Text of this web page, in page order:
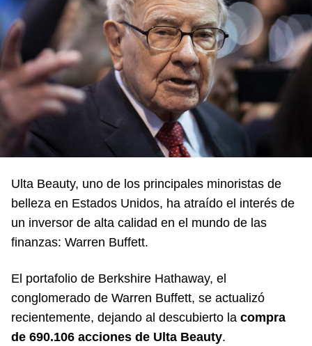
Ulta Beauty, uno de los principales minoristas de
belleza en Estados Unidos, ha atraído el interés de
un inversor de alta calidad en el mundo de las
finanzas: Warren Buffett.
El portafolio de Berkshire Hathaway, el
conglomerado de Warren Buffett, se actualizó
recientemente, dejando al descubierto la compra
de 690.106 acciones de Ulta Beauty.